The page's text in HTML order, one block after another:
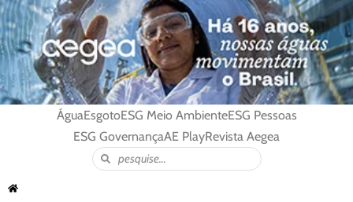
ÁguaEsgotoESG Meio AmbienteESG Pessoas
ESG GovernançaAE PlayRevista Aegea